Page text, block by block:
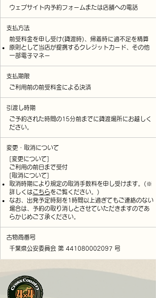
ウェブサイト内予約フォームまたは店舗への電話
支払方法
前受料金を申し受け(貸渡時)、帰着時に過不足を精算
原則として当店が提携するクレジットカード、その他
一部電子マネー
支払期限
ご利用前の前受料金による決済
引渡し時期
ご予約された時間の15分前までに貸渡場所にお越しく
ださい。
変更・取消について
[変更について]
ご利用の前日まで受付
[取消について]
取消時期により規定の取消手数料を申し受けます。 (※
詳しくはこちらをご覧ください。)
なお、出発予定時刻を1時間以上過ぎてもご連絡のない
場合は、予約の取り消しとさせていただきますのであ
らかじめご了承ください。
古物商番号
千葉県公安委員会 第 441080002097 号